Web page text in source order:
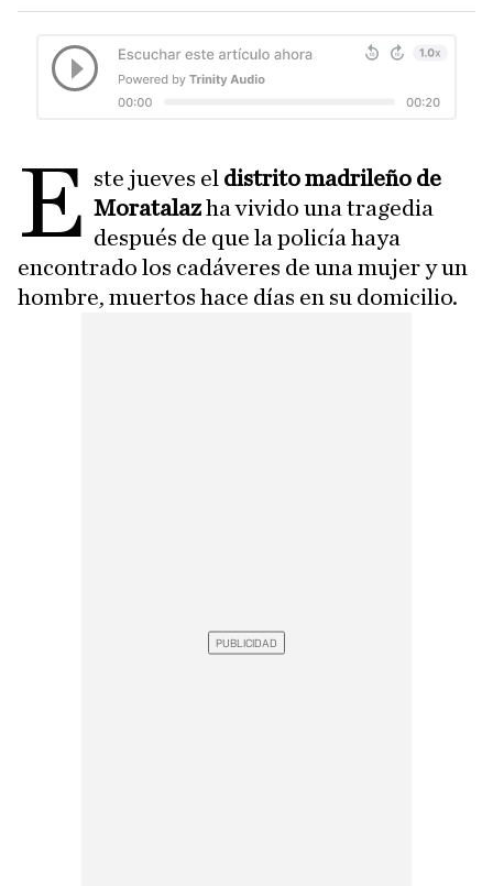
E ste jueves el distrito madrileño de
Moratalazha vivido una tragedia
después de que la policía haya
encontrado los cadáveres de una mujer y un
hombre, muertos hace días en su domicilio.